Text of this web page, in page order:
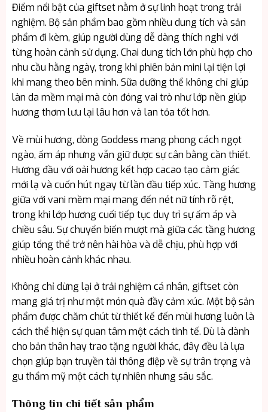
Điểm nổi bật của giftset nằm ở sự linh hoạt trong trải
nghiệm. Bộ sản phẩm bao gồm nhiều dung tích và sản
phẩm đi kèm, giúp người dùng dễ dàng thích nghi với
từng hoàn cảnh sử dụng. Chai dung tích lớn phù hợp cho
nhu cầu hằng ngày, trong khi phiên bản mini lại tiện lợi
khi mang theo bên mình. Sữa dưỡng thể không chỉ giúp
làn da mềm mại mà còn đóng vai trò như lớp nền giúp
hương thơm lưu lại lâu hơn và lan tỏa tốt hơn.
Về mùi hương, dòng Goddess mang phong cách ngọt
ngào, ấm áp nhưng vẫn giữ được sự cân bằng cần thiết.
Hương đầu với oải hương kết hợp cacao tạo cảm giác
mới lạ và cuốn hút ngay từ lần đầu tiếp xúc. Tầng hương
giữa với vani mềm mại mang đến nét nữ tính rõ rệt,
trong khi lớp hương cuối tiếp tục duy trì sự ấm áp và
chiều sâu. Sự chuyển biến mượt mà giữa các tầng hương
giúp tổng thể trở nên hài hòa và dễ chịu, phù hợp với
nhiều hoàn cảnh khác nhau.
Không chỉ dừng lại ở trải nghiệm cá nhân, giftset còn
mang giá trị như một món quà đầy cảm xúc. Một bộ sản
phẩm được chăm chút từ thiết kế đến mùi hương luôn là
cách thể hiện sự quan tâm một cách tinh tế. Dù là dành
cho bản thân hay trao tặng người khác, đây đều là lựa
chọn giúp bạn truyền tải thông điệp về sự trân trọng và
gu thẩm mỹ một cách tự nhiên nhưng sâu sắc.
Thông tin chi tiết sản phẩm